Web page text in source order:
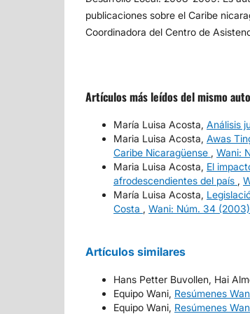
publicaciones sobre el Caribe
Coordinadora del Centro de
Artículos más leídos del mismo
María Luisa Acosta, Análisis
Maria Luisa Acosta, Awas
Caribe Nicaragüense , Wani:
Maria Luisa Acosta, El
afrodescendientes del país ,
María Luisa Acosta,
Costa , Wani: Núm. 34 (2003)
Artículos similares
Hans Petter Buvollen, Hai
Equipo Wani, Resúmenes
Equipo Wani, Resúmenes